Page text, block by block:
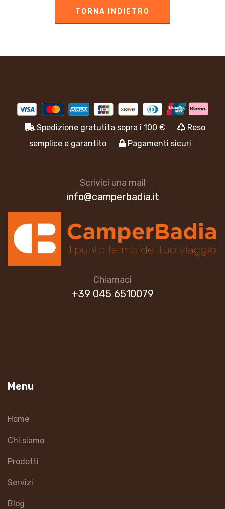
TORNA INDIETRO
Spedizione gratutita sopra i 100 €
Reso
semplice e garantito
Pagamenti sicuri
Scrivici una mail
info@camperbadia.it
Chiamaci
+39 045 6510079
Menu
Home
Chi siamo
Prodotti
Servizi
Blog